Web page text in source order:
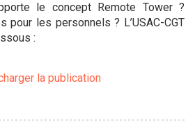
le concept Remote Tower ?
pour les personnels ? L’USAC-CGT
:
la publication